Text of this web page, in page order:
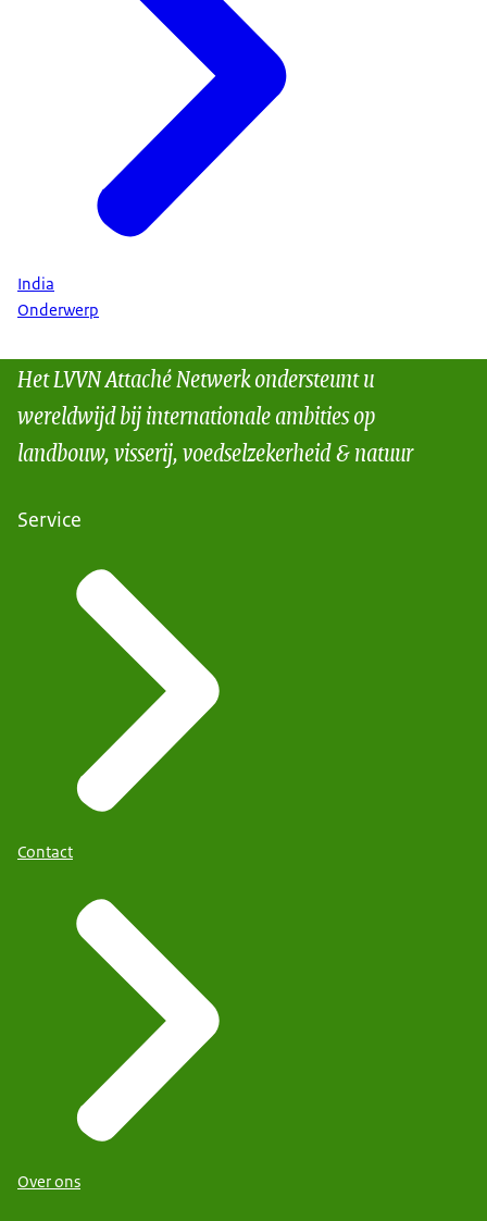
India
Onderwerp
Het LVVN Attaché Netwerk ondersteunt u
wereldwijd bij internationale ambities op
landbouw, visserij, voedselzekerheid & natuur
Service
Contact
Over ons